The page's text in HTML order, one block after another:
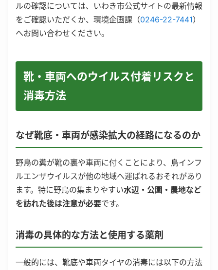
ルの確認については、いわき市公式サイトの最新情報
をご確認いただくか、環境企画課（0246-22-7441）
へお問い合わせください。
靴・車両へのウイルス付着リスクと
消毒方法
なぜ靴底・車両が感染拡大の経路になるのか
野鳥の糞が靴の裏や車両に付くことにより、鳥インフ
ルエンザウイルスが他の地域へ運ばれるおそれがあり
ます。特に野鳥の集まりやすい水辺・公園・農地など
を訪れた後は注意が必要です。
消毒の具体的な方法と使用する薬剤
一般的には、靴底や車両タイヤの消毒には以下の方法